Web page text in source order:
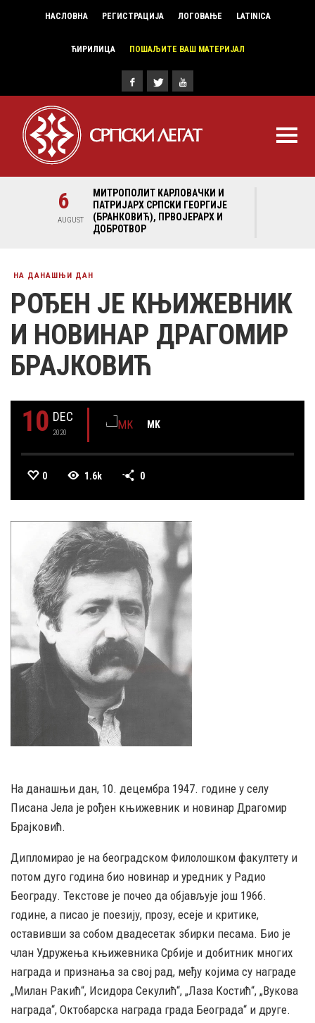
НАСЛОВНА РЕГИСТРАЦИЈА ЛОГОВАЊЕ LATINICA
ЋИРИЛИЦА ПОШАЉИТЕ ВАШ МАТЕРИЈАЛ
6
AUGUST
МИТРОПОЛИТ КАРЛОВАЧКИ И
ПАТРИЈАРХ СРПСКИ ГЕОРГИЈЕ
(БРАНКОВИЋ), ПРВОЈЕРАРХ И
ДОБРОТВОР
НА ДАНАШЊИ ДАН
РОЂЕН ЈЕ КЊИЖЕВНИК
И НОВИНАР ДРАГОМИР
БРАЈКОВИЋ
10 DEC
2020
MK
0 1.6k 0
На данашњи дан, 10. децембра 1947. године у селу
Писана Јела је рођен књижевник и новинар Драгомир
Брајковић.
Дипломирао је на београдском Филолошком факултету и
потом дуго година био новинар и уредник у Радио
Београду. Текстове је почео да објављује још 1966.
године, а писао је поезију, прозу, есеје и критике,
оставивши за собом двадесетак збирки песама. Био је
члан Удружења књижевника Србије и добитник многих
награда и признања за свој рад, међу којима су награде
„Милан Ракић“, Исидора Секулић“, „Лаза Костић“, „Вукова
награда“, Октобарска награда града Београда“ и друге.